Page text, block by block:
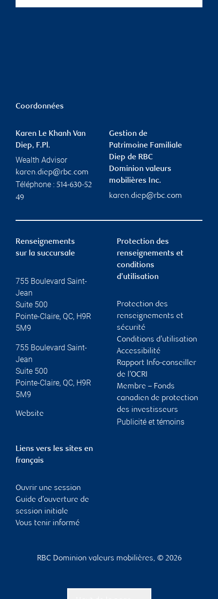
Coordonnées
Karen Le Khanh Van
Diep, F.Pl.
Wealth Advisor
karen.diep@rbc.com
Téléphone : 514-630-52
49
Gestion de
Patrimoine Familiale
Diep de RBC
Dominion valeurs
mobilières Inc.
karen.diep@rbc.com
Renseignements
sur la succursale
755 Boulevard Saint-
Jean
Suite 500
Pointe-Claire, QC, H9R
5M9
755 Boulevard Saint-
Jean
Suite 500
Pointe-Claire, QC, H9R
5M9
Website
Protection des
renseignements et
conditions
d’utilisation
Protection des
renseignements et
sécurité
Conditions d’utilisation
Accessibilité
Rapport Info-conseiller
de l’OCRI
Membre – Fonds
canadien de protection
des investisseurs
Publicité et témoins
Liens vers les sites en
français
Ouvrir une session
Guide d’ouverture de
session initiale
Vous tenir informé
RBC Dominion valeurs mobilières, © 2026